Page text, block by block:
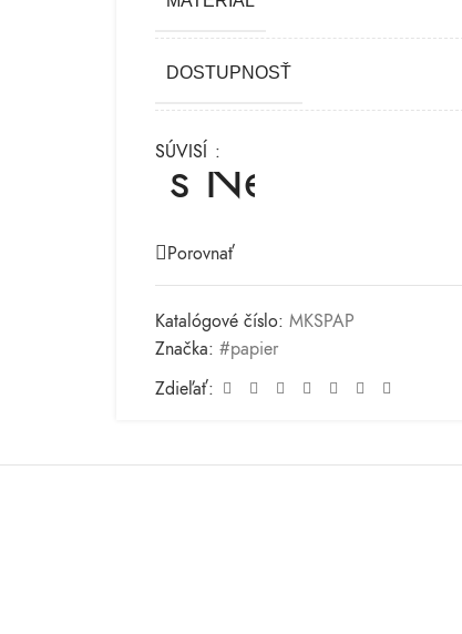
DOSTUPNOSŤ
SÚVISÍ
Porovnať
Katalógové číslo: MKSPAP
Značka: #papier
Zdieľať: